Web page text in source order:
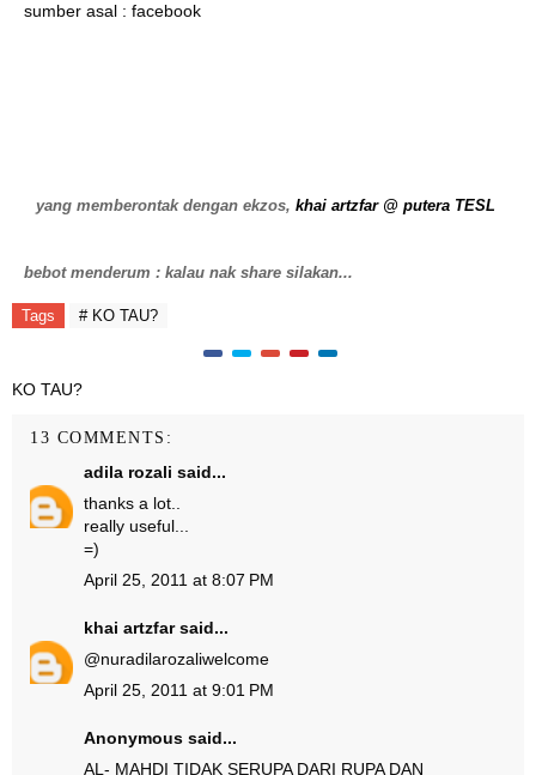
sumber asal : facebook
yang memberontak dengan ekzos, khai artzfar @ putera TESL
bebot menderum : kalau nak share silakan...
Tags # KO TAU?
KO TAU?
13 COMMENTS:
adila rozali said...
thanks a lot..
really useful...
=)
April 25, 2011 at 8:07 PM
khai artzfarsaid...
@nuradilarozaliwelcome
April 25, 2011 at 9:01 PM
Anonymous said...
AL- MAHDI TIDAK SERUPA DARI RUPA DAN